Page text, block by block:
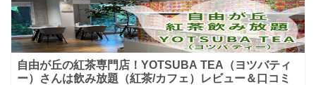
自由が丘の紅茶専門店！YOTSUBA TEA（ヨツバティ
ー）さんは飲み放題（紅茶/カフェ）レビュー＆口コミ